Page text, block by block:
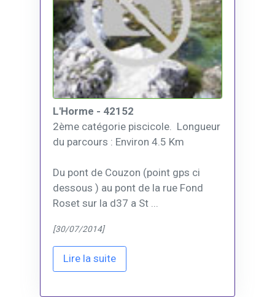
L'Horme - 42152
2ème catégorie piscicole. Longueur
du parcours : Environ 4.5 Km
Du pont de Couzon (point gps ci
dessous ) au pont de la rue Fond
Roset sur la d37 a St ...
[30/07/2014]
Lire la suite